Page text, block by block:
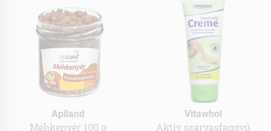
Apiland
Méhkenyér 100 g
Vitawhol
Aktív szarvasfaggyú